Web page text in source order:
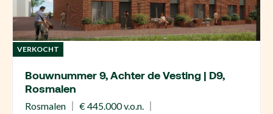
VERKOCHT
Bouwnummer 9, Achter de Vesting | D9,
Rosmalen
Rosmalen € 445.000 v.o.n.